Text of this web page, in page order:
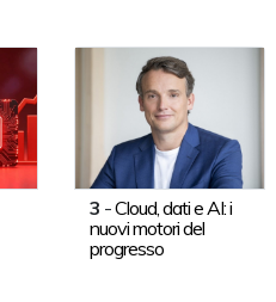
3 -Cloud, dati e AI: i
nuovi motori del
progresso